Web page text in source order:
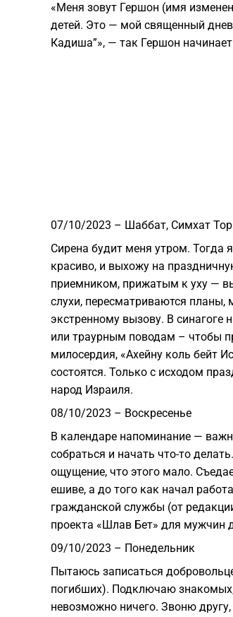
«Меня зовут Гершон (имя
детей. Это — мой священный
Кадиша”», — так Гершон
07/10/2023 – Шаббат, Симхат
Сирена будит меня утром. Тогда
красиво, и выхожу на
приемником, прижатым к уху —
слухи, пересматриваются
экстренному вызову. В
или траурным поводам – чтобы
милосердия, «Ахейну коль бейт
состоятся. Только с исходом
народ Израиля.
08/10/2023 – Воскресенье
В календаре напоминание —
собраться и начать что-то
ощущение, что этого мало.
ешиве, а до того как начал
гражданской службы (от
проекта «Шлав Бет» для мужчин
09/10/2023 – Понедельник
Пытаюсь записаться
погибших). Подключаю знакомых,
невозможно ничего. Звоню